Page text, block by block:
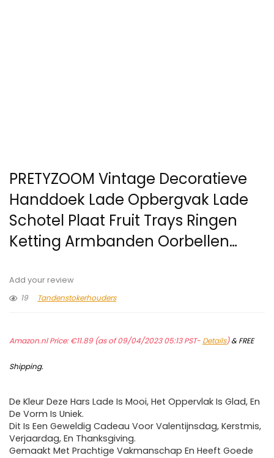
PRETYZOOM Vintage Decoratieve
Handdoek Lade Opbergvak Lade
Schotel Plaat Fruit Trays Ringen
Ketting Armbanden Oorbellen…
Add your review
19
Tandenstokerhouders
Amazon.nl Price:€11.89(as of 09/04/2023 05:13 PST- Details)&FREE
Shipping.
De Kleur Deze Hars Lade Is Mooi, Het Oppervlak Is Glad, En
De Vorm Is Uniek.
Dit Is Een Geweldig Cadeau Voor Valentijnsdag, Kerstmis,
Verjaardag, En Thanksgiving.
Gemaakt Met Prachtige Vakmanschap En Heeft Goede